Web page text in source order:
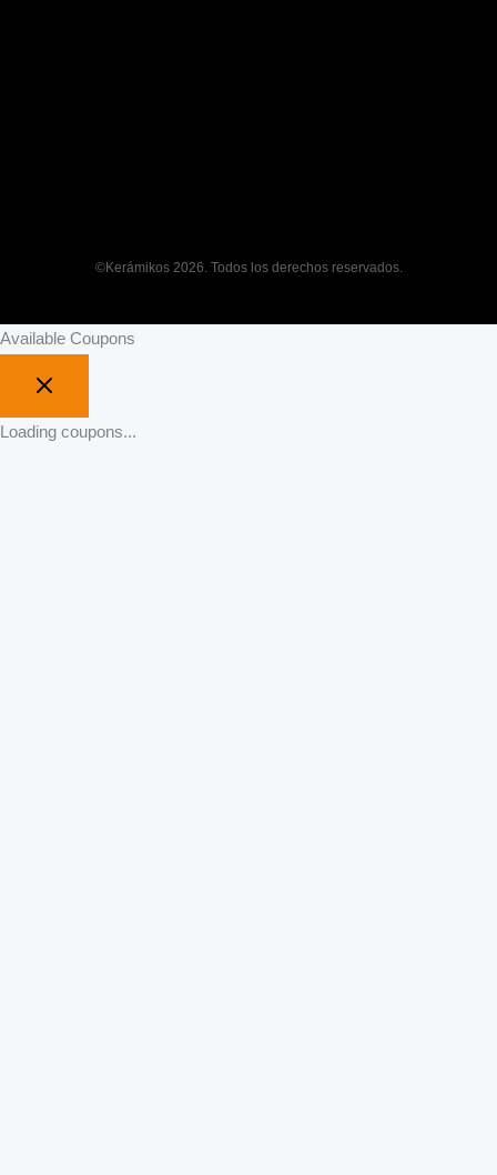
©Kerámikos 2026. Todos los derechos reservados.
Available Coupons
Loading coupons...